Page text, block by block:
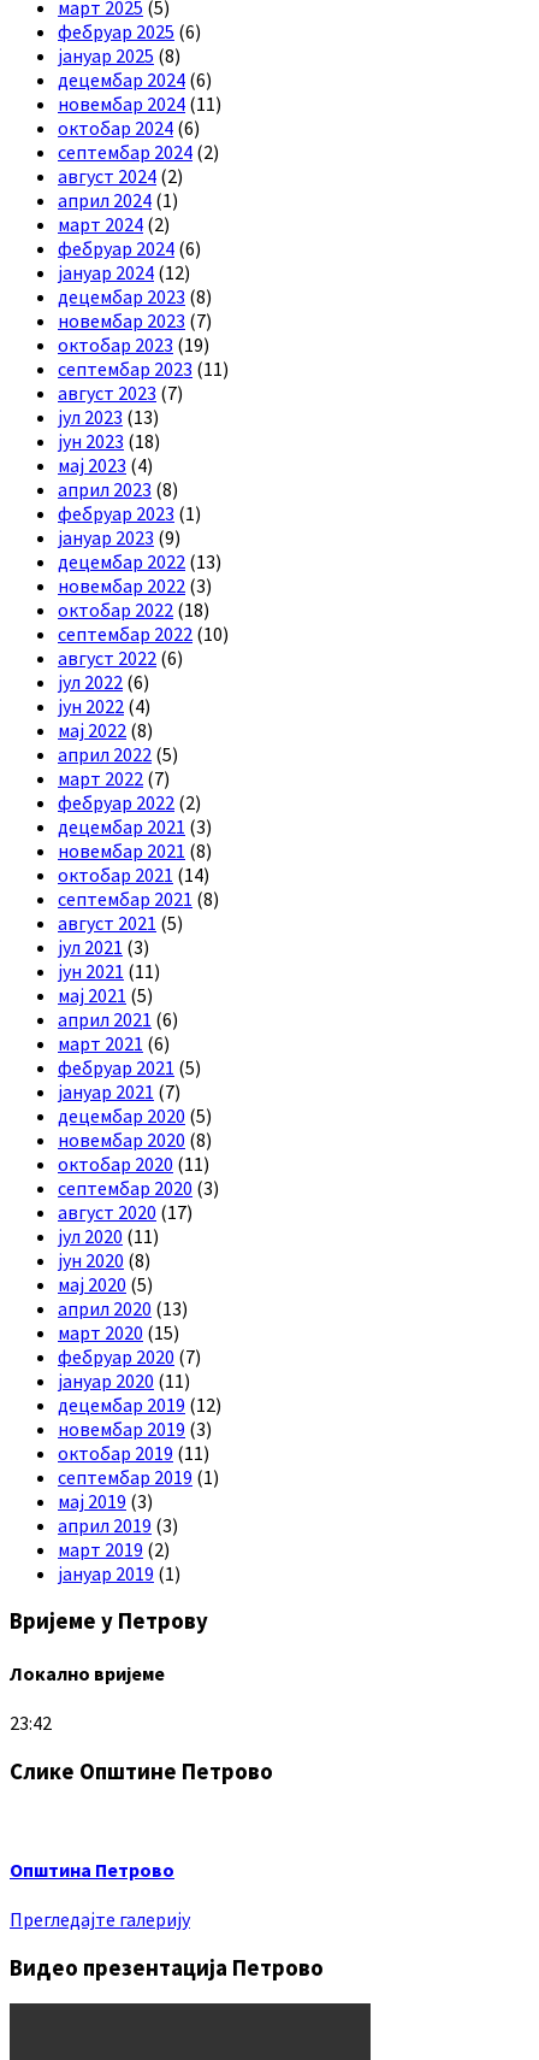
март 2025 (5)
фебруар 2025 (6)
јануар 2025 (8)
децембар 2024 (6)
новембар 2024 (11)
октобар 2024 (6)
септембар 2024 (2)
август 2024 (2)
април 2024 (1)
март 2024 (2)
фебруар 2024 (6)
јануар 2024 (12)
децембар 2023 (8)
новембар 2023 (7)
октобар 2023 (19)
септембар 2023 (11)
август 2023 (7)
јул 2023 (13)
јун 2023 (18)
мај 2023 (4)
април 2023 (8)
фебруар 2023 (1)
јануар 2023 (9)
децембар 2022 (13)
новембар 2022 (3)
октобар 2022 (18)
септембар 2022 (10)
август 2022 (6)
јул 2022 (6)
јун 2022 (4)
мај 2022 (8)
април 2022 (5)
март 2022 (7)
фебруар 2022 (2)
децембар 2021 (3)
новембар 2021 (8)
октобар 2021 (14)
септембар 2021 (8)
август 2021 (5)
јул 2021 (3)
јун 2021 (11)
мај 2021 (5)
април 2021 (6)
март 2021 (6)
фебруар 2021 (5)
јануар 2021 (7)
децембар 2020 (5)
новембар 2020 (8)
октобар 2020 (11)
септембар 2020 (3)
август 2020 (17)
јул 2020 (11)
јун 2020 (8)
мај 2020 (5)
април 2020 (13)
март 2020 (15)
фебруар 2020 (7)
јануар 2020 (11)
децембар 2019 (12)
новембар 2019 (3)
октобар 2019 (11)
септембар 2019 (1)
мај 2019 (3)
април 2019 (3)
март 2019 (2)
јануар 2019 (1)
Вријеме у Петрову
Локално вријеме
23:42
Слике Општине Петрово
Општина Петрово
Прегледајте галерију
Видео презентација Петрово